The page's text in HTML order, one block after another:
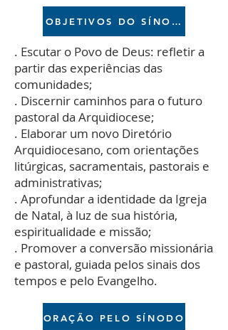
OBJETIVOS DO SÍNODO
. Escutar o Povo de Deus: refletir a
partir das experiências das
comunidades;
. Discernir caminhos para o futuro
pastoral da Arquidiocese;
. Elaborar um novo Diretório
Arquidiocesano, com orientações
litúrgicas, sacramentais, pastorais e
administrativas;
. Aprofundar a identidade da Igreja
de Natal, à luz de sua história,
espiritualidade e missão;
. Promover a conversão missionária
e pastoral, guiada pelos sinais dos
tempos e pelo Evangelho.
ORAÇÃO PELO SÍNODO